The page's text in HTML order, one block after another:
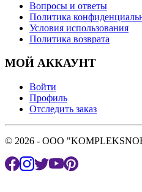
Вопросы и ответы
Политика
Условия использования
Политика возврата
МОЙ АККАУНТ
Войти
Профиль
Отследить заказ
© 2026 - OOO